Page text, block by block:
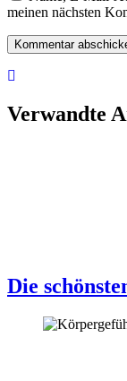
meinen nächsten
Verwandte
Die